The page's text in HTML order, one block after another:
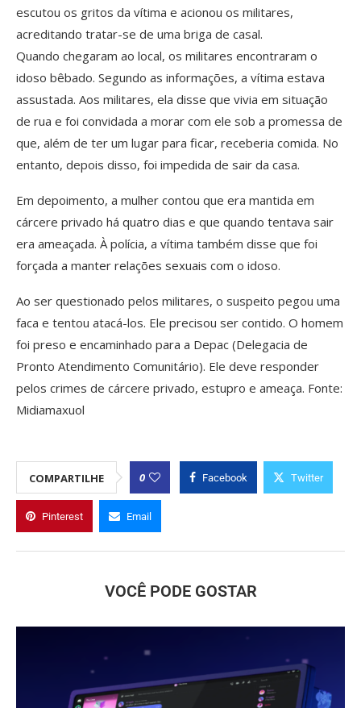
escutou os gritos da vítima e acionou os militares,
acreditando tratar-se de uma briga de casal.
Quando chegaram ao local, os militares encontraram o
idoso bêbado. Segundo as informações, a vítima estava
assustada. Aos militares, ela disse que vivia em situação
de rua e foi convidada a morar com ele sob a promessa de
que, além de ter um lugar para ficar, receberia comida. No
entanto, depois disso, foi impedida de sair da casa.
Em depoimento, a mulher contou que era mantida em
cárcere privado há quatro dias e que quando tentava sair
era ameaçada. À polícia, a vítima também disse que foi
forçada a manter relações sexuais com o idoso.
Ao ser questionado pelos militares, o suspeito pegou uma
faca e tentou atacá-los. Ele precisou ser contido. O homem
foi preso e encaminhado para a Depac (Delegacia de
Pronto Atendimento Comunitário). Ele deve responder
pelos crimes de cárcere privado, estupro e ameaça. Fonte:
Midiamaxuol
COMPARTILHE 0 Facebook Twitter
Pinterest Email
VOCÊ PODE GOSTAR